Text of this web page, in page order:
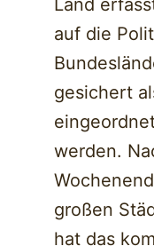
Land
auf die
gesichert
werden.
großen
hat das